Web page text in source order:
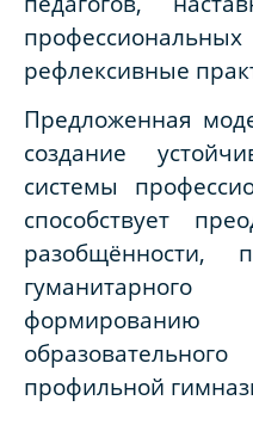
рефлексивные
Предложенная
создание
системы
способствует
разобщённости,
профильной